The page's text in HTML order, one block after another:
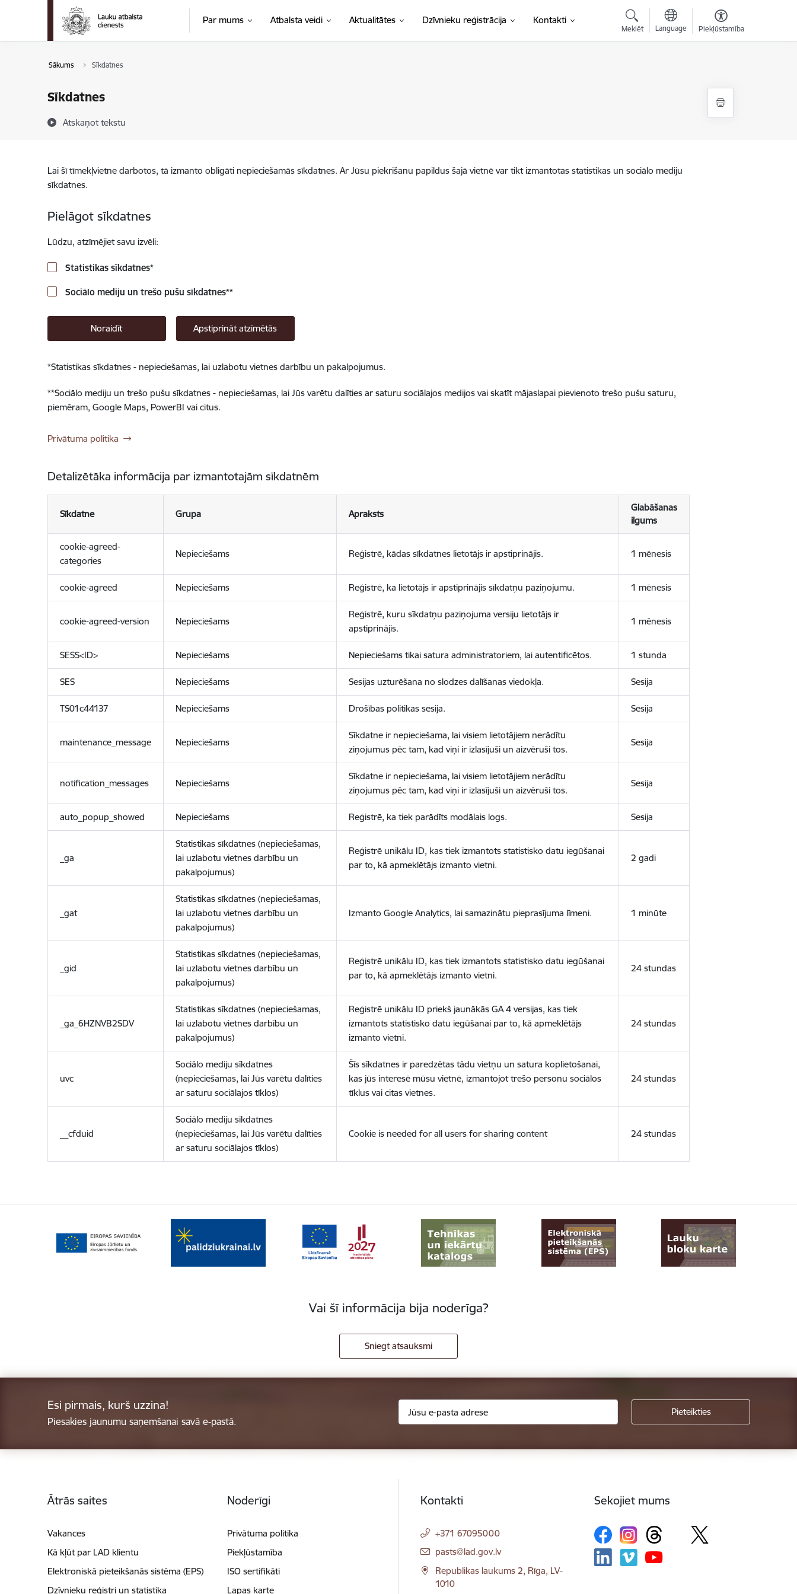
Pāriet uz lapas saturu
Par mums Atbalsta veidi Aktualitātes Dzīvnieku reģistrācija Kontakti
Meklēt Language Piekļūstamība
Sākums Sīkdatnes
Sīkdatnes
Atskaņot tekstu
Lai šī tīmekļvietne darbotos, tā izmanto obligāti nepieciešamās sīkdatnes. Ar Jūsu piekrišanu papildus šajā vietnē var tikt izmantotas statistikas un sociālo mediju
sīkdatnes.
Pielāgot sīkdatnes
Lūdzu, atzīmējiet savu izvēli:
Statistikas sīkdatnes*
Sociālo mediju un trešo pušu sīkdatnes**
Noraidīt Apstiprināt atzīmētās
*Statistikas sīkdatnes - nepieciešamas, lai uzlabotu vietnes darbību un pakalpojumus.
**Sociālo mediju un trešo pušu sīkdatnes - nepieciešamas, lai Jūs varētu dalīties ar saturu sociālajos medijos vai skatīt mājaslapai pievienoto trešo pušu saturu,
piemēram, Google Maps, PowerBI vai citus.
Privātuma politika
Detalizētāka informācija par izmantotajām sīkdatnēm
Sīkdatne Grupa Apraksts
Glabāšanas
ilgums
cookie-agreed-
categories
Nepieciešams Reģistrē, kādas sīkdatnes lietotājs ir apstiprinājis. 1 mēnesis
cookie-agreed Nepieciešams Reģistrē, ka lietotājs ir apstiprinājis sīkdatņu paziņojumu. 1 mēnesis
cookie-agreed-version Nepieciešams
Reģistrē, kuru sīkdatņu paziņojuma versiju lietotājs ir
apstiprinājis.
1 mēnesis
SESS<ID> Nepieciešams Nepieciešams tikai satura administratoriem, lai autentificētos. 1 stunda
SES Nepieciešams Sesijas uzturēšana no slodzes dalīšanas viedokļa. Sesija
TS01c44137 Nepieciešams Drošības politikas sesija. Sesija
maintenance_message Nepieciešams
Sīkdatne ir nepieciešama, lai visiem lietotājiem nerādītu
ziņojumus pēc tam, kad viņi ir izlasījuši un aizvēruši tos.
Sesija
notification_messages Nepieciešams
Sīkdatne ir nepieciešama, lai visiem lietotājiem nerādītu
ziņojumus pēc tam, kad viņi ir izlasījuši un aizvēruši tos.
Sesija
auto_popup_showed Nepieciešams Reģistrē, ka tiek parādīts modālais logs. Sesija
_ga
Statistikas sīkdatnes (nepieciešamas,
lai uzlabotu vietnes darbību un
pakalpojumus)
Reģistrē unikālu ID, kas tiek izmantots statistisko datu iegūšanai
par to, kā apmeklētājs izmanto vietni.
2 gadi
_gat
Statistikas sīkdatnes (nepieciešamas,
lai uzlabotu vietnes darbību un
pakalpojumus)
Izmanto Google Analytics, lai samazinātu pieprasījuma līmeni. 1 minūte
_gid
Statistikas sīkdatnes (nepieciešamas,
lai uzlabotu vietnes darbību un
pakalpojumus)
Reģistrē unikālu ID, kas tiek izmantots statistisko datu iegūšanai
par to, kā apmeklētājs izmanto vietni.
24 stundas
_ga_6HZNVB2SDV
Statistikas sīkdatnes (nepieciešamas,
lai uzlabotu vietnes darbību un
pakalpojumus)
Reģistrē unikālu ID priekš jaunākās GA 4 versijas, kas tiek
izmantots statistisko datu iegūšanai par to, kā apmeklētājs
izmanto vietni.
24 stundas
uvc
Sociālo mediju sīkdatnes
(nepieciešamas, lai Jūs varētu dalīties
ar saturu sociālajos tīklos)
Šīs sīkdatnes ir paredzētas tādu vietņu un satura koplietošanai,
kas jūs interesē mūsu vietnē, izmantojot trešo personu sociālos
tīklus vai citas vietnes.
24 stundas
__cfduid
Sociālo mediju sīkdatnes
(nepieciešamas, lai Jūs varētu dalīties
ar saturu sociālajos tīklos)
Cookie is needed for all users for sharing content 24 stundas
Vai šī informācija bija noderīga?
Sniegt atsauksmi
Esi pirmais, kurš uzzina!
Piesakies jaunumu saņemšanai savā e-pastā.
Ātrās saites
Vakances
Kā kļūt par LAD klientu
Elektroniskā pieteikšanās sistēma (EPS)
Dzīvnieku reģistri un statistika
Noderīgi
Privātuma politika
Piekļūstamība
ISO sertifikāti
Lapas karte
Kontakti
+371 67095000
E-pasts:
pasts@lad.gov.lv
Republikas laukums 2, Rīga, LV-
1010
Sekojiet mums